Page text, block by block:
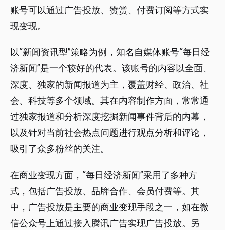
账号可以通过广告投放、赞赏、付费订阅等方式实
现变现。
以“新闻资讯型”策略为例，知名自媒体账号“每日经
济新闻”是一个较好的代表。该账号的内容以全面、
深度、独家的新闻报道为主，覆盖财经、政治、社
会、科技等多个领域。其在内容制作方面，常常通
过独家报道和分析深度挖掘新闻事件背后的内幕，
以及针对当前社会热点问题进行观点分析和评论，
吸引了众多粉丝的关注。
在商业变现方面，“每日经济新闻”采用了多种方
式，包括广告投放、品牌合作、会员付费等。其
中，广告投放是主要的商业变现手段之一，如在微
信公众号上通过接入腾讯广告实现广告投放。另